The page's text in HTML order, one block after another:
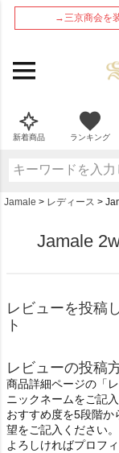
→三京商会を
新着商品 ランキング
Jamale レディース
Jamale
レビューを投稿
ト
レビューの投稿
商品詳細ページの「
ニックネームをご記入
おすすめ度を5段階
望をご記入ください。
よろしければプロフ